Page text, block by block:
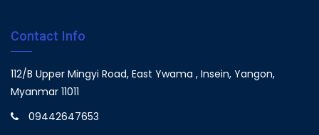
Contact Info
112/B Upper Mingyi Road, East Ywama , Insein, Yangon,
Myanmar 11011
09442647653